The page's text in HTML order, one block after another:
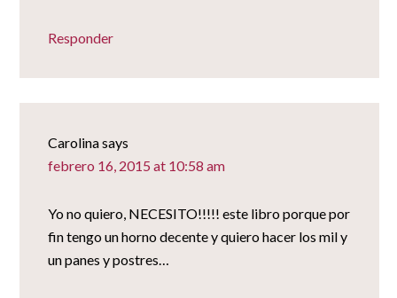
Responder
Carolinasays
febrero 16, 2015 at 10:58 am
Yo no quiero, NECESITO!!!!! este libro porque por
fin tengo un horno decente y quiero hacer los mil y
un panes y postres…